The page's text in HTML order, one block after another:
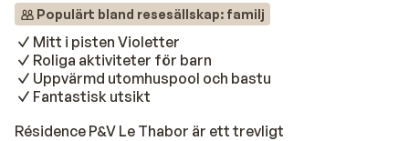
Populärt bland resesällskap: familj
Mitt i pisten Violetter
Roliga aktiviteter för barn
Uppvärmd utomhuspool och bastu
Fantastisk utsikt
Résidence P&V Le Thabor är ett trevligt